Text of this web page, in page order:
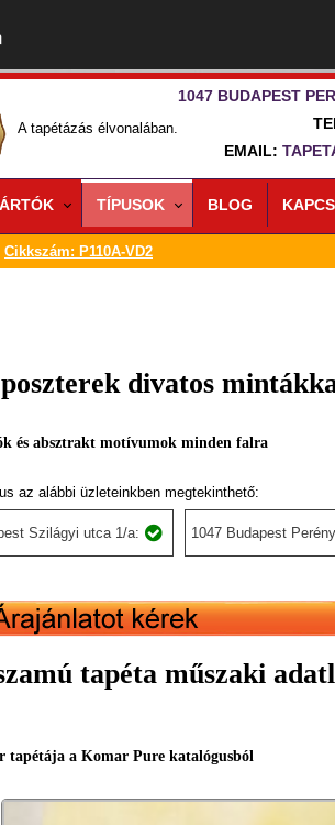
A tapétázás élvonalában.
1047 BUDAPEST
EMAIL:
TÍPUSOK BLOG
Cikkszám: P110A-VD2
divatos
és absztrakt motívumok minden falra
az alábbi üzleteinkben megtekinthető:
Szilágyi utca 1/a: 1047 Budapest
tapéta műszaki
tapétája a Komar Pure katalógusból